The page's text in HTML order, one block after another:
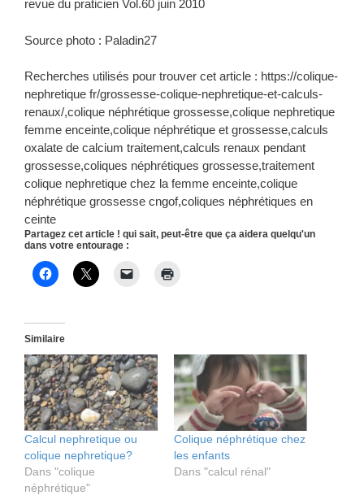
revue du praticien Vol.60 juin 2010
Source photo : Paladin27
Recherches utilisés pour trouver cet article : https://colique-
nephretique fr/grossesse-colique-nephretique-et-calculs-
renaux/,colique néphrétique grossesse,colique nephretique
femme enceinte,colique néphrétique et grossesse,calculs
oxalate de calcium traitement,calculs renaux pendant
grossesse,coliques néphrétiques grossesse,traitement
colique nephretique chez la femme enceinte,colique
néphrétique grossesse cngof,coliques néphrétiques en
ceinte
Partagez cet article ! qui sait, peut-être que ça aidera quelqu'un
dans votre entourage :
Similaire
Calcul nephretique ou
colique nephretique?
Dans "colique
néphrétique"
Colique néphrétique chez
les enfants
Dans "calcul rénal"